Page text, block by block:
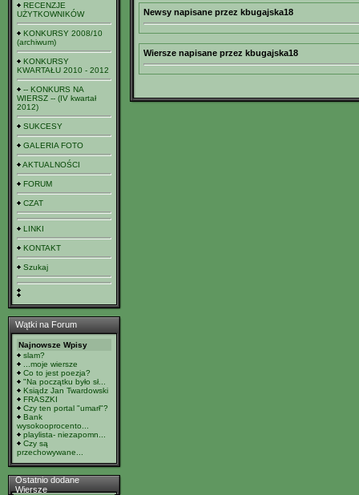
RECENZJE
UŻYTKOWNIKÓW
KONKURSY 2008/10
(archiwum)
KONKURSY
KWARTAŁU 2010 - 2012
-- KONKURS NA
WIERSZ -- (IV kwartał
2012)
SUKCESY
GALERIA FOTO
AKTUALNOŚCI
FORUM
CZAT
LINKI
KONTAKT
Szukaj
Wątki na Forum
Najnowsze Wpisy
slam?
...moje wiersze
Co to jest poezja?
"Na początku było sł...
Ksiądz Jan Twardowski
FRASZKI
Czy ten portal "umarł"?
Bank
wysokooprocento...
playlista- niezapomn...
Czy są
przechowywane...
Ostatnio dodane
Wiersze
Newsy napisane przez kbugajska18
Wiersze napisane przez kbugajska18